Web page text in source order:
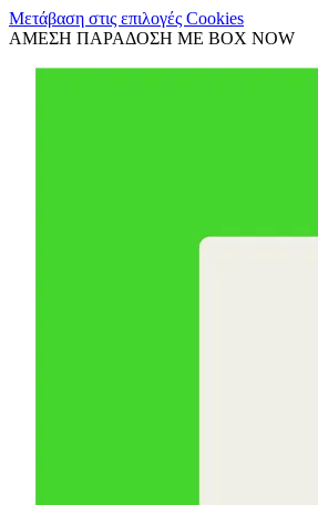
Μετάβαση στις επιλογές Cookies
ΑΜΕΣΗ ΠΑΡΑΔΟΣΗ ΜΕ BOX NOW